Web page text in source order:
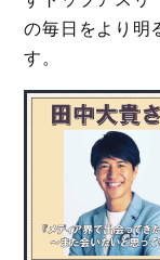
の毎日をより明
す。